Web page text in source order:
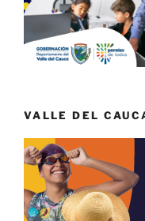
VALLE DEL